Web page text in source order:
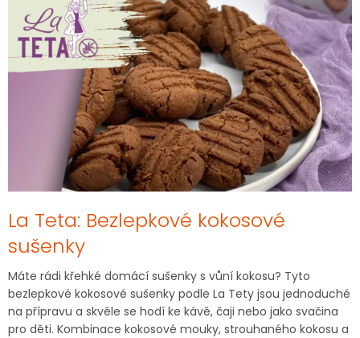
č
l
La Teta: Bezlepkové kokosové
sušenky
Máte rádi křehké domácí sušenky s vůní kokosu? Tyto
bezlepkové kokosové sušenky podle La Tety jsou jednoduché
na přípravu a skvěle se hodí ke kávě, čaji nebo jako svačina
pro děti. Kombinace kokosové mouky, strouhaného kokosu a